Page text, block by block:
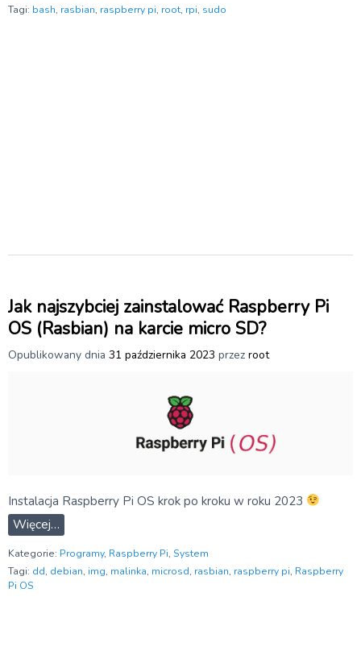
Tagi: bash, rasbian, raspberry pi, root, rpi, sudo
Jak najszybciej zainstalować Raspberry Pi
OS (Rasbian) na karcie micro SD?
Opublikowany dnia 31 października 2023 przez root
Instalacja Raspberry Pi OS krok po kroku w roku 2023
Więcej…
Kategorie: Programy, Raspberry Pi, System
Tagi: dd, debian, img, malinka, microsd, rasbian, raspberry pi, Raspberry
Pi OS